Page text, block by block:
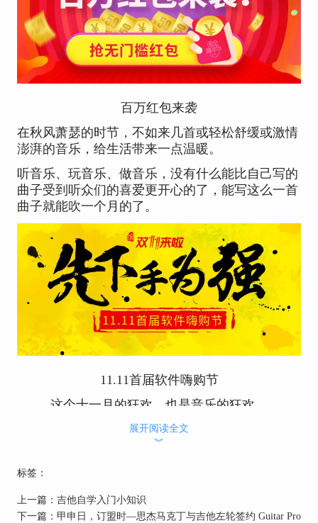
百万红包来袭
在秋风萧瑟的时节，不如来几首或轻松舒缓或激情
澎湃的音乐，给生活带来一点温暖。
听音乐、玩音乐、做音乐，没有什么能比自己写的
曲子受到听众们的喜爱更开心的了，能写这么一首
曲子就能吹一个月的了。
11.11首届软件嗨购节
这个十一月的狂欢，也是音乐的狂欢。
Guitar Pro也是深受众多吉他爱好者喜爱的吉他软
原来￥199的Guitar Pro性价比已经是比较高的了，
意满满，不必多说。
展开阅读全文
︾
标签：
上一篇： 吉他自学入门小知识
下一篇： 甲申日，订盟时—思杰马克丁与吉他左轮签约 Guitar Pro